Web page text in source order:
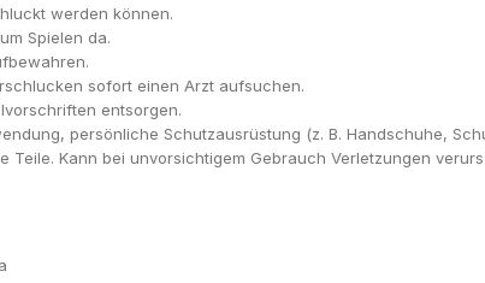
werden können.
Spielen da.
sofort einen Arzt aufsuchen.
entsorgen.
persönliche Schutzausrüstung (z. B. Handschuhe,
Teile. Kann bei unvorsichtigem Gebrauch Verletzungen